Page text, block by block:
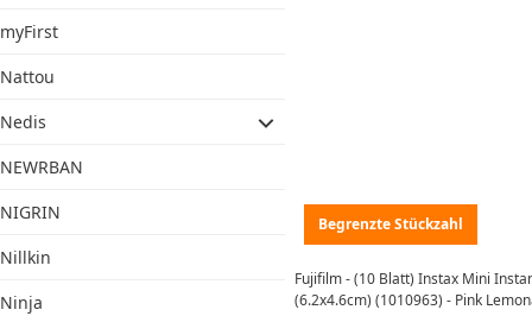
myFirst
Nattou
Nedis
NEWRBAN
NIGRIN
Nillkin
Ninja
Begrenzte Stückzahl
Fujifilm - (10 Blatt) Instax Mini
(6.2x4.6cm) (1010963) - Pink